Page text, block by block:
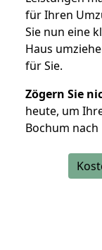
für Ihren
Sie nun eine
Haus
für Sie.
Zögern Sie
heute, um
Bochum